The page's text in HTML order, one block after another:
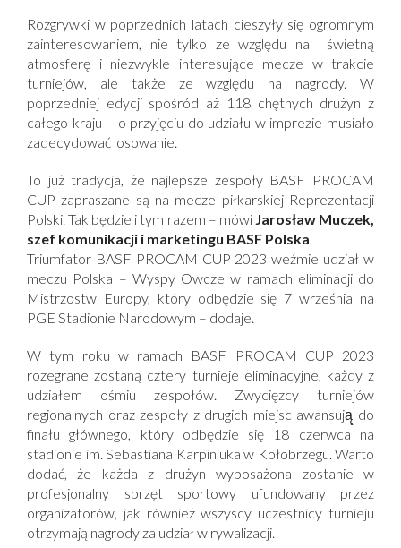
Rozgrywki w poprzednich latach cieszyły się ogromnym
zainteresowaniem, nie tylko ze względu na świetną
atmosferę i niezwykle interesujące mecze w trakcie
turniejów, ale także ze względu na nagrody. W
poprzedniej edycji spośród aż 118 chętnych drużyn z
całego kraju – o przyjęciu do udziału w imprezie musiało
zadecydować losowanie.
To już tradycja, że najlepsze zespoły BASF PROCAM
CUP zapraszane są na mecze piłkarskiej Reprezentacji
Polski. Tak będzie i tym razem – mówi Jarosław Muczek,
szef komunikacji i marketingu BASF Polska.
Triumfator BASF PROCAM CUP 2023 weźmie udział w
meczu Polska – Wyspy Owcze w ramach eliminacji do
Mistrzostw Europy, który odbędzie się 7 września na
PGE Stadionie Narodowym – dodaje.
W tym roku w ramach BASF PROCAM CUP 2023
rozegrane zostaną cztery turnieje eliminacyjne, każdy z
udziałem ośmiu zespołów. Zwycięzcy turniejów
regionalnych oraz zespoły z drugich miejsc awansują̨ do
finału głównego, który odbędzie się 18 czerwca na
stadionie im. Sebastiana Karpiniuka w Kołobrzegu. Warto
dodać, że każda z drużyn wyposażona zostanie w
profesjonalny sprzęt sportowy ufundowany przez
organizatorów, jak również wszyscy uczestnicy turnieju
otrzymają nagrody za udział w rywalizacji.